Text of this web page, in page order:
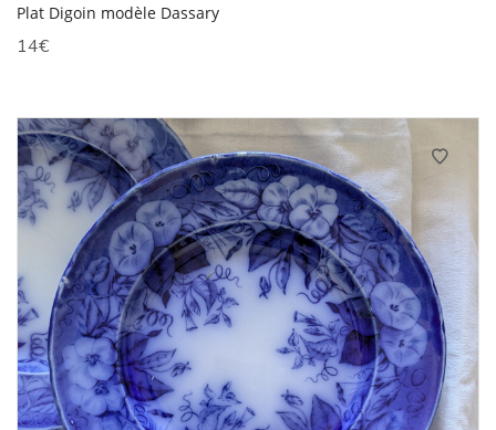
Plat Digoin modèle Dassary
14€